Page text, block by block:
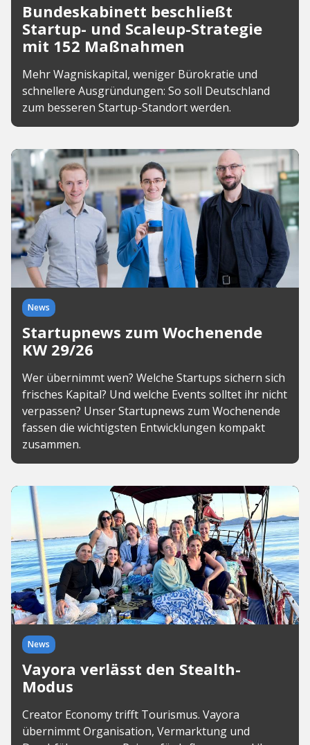
Bundeskabinett beschließt
Startup- und Scaleup-Strategie
mit 152 Maßnahmen
Mehr Wagniskapital, weniger Bürokratie und
schnellere Ausgründungen: So soll Deutschland
zum besseren Startup-Standort werden.
News
Startupnews zum Wochenende
KW 29/26
Wer übernimmt wen? Welche Startups sichern sich
frisches Kapital? Und welche Events solltet ihr nicht
verpassen? Unser Startupnews zum Wochenende
fassen die wichtigsten Entwicklungen kompakt
zusammen.
News
Vayora verlässt den Stealth-
Modus
Creator Economy trifft Tourismus. Vayora
übernimmt Organisation, Vermarktung und